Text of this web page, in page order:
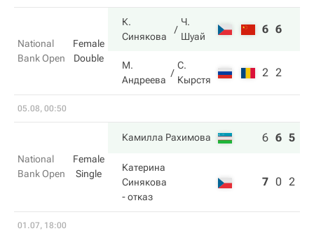
National
Bank Open
Female
Double
К.
Синякова
Ч.
Шуай
6 6
М.
Андреева
С.
Кырстя
2 2
05.08, 00:50
National
Bank Open
Female
Single
Камилла Рахимова 6 6 5
Катерина
Синякова
- отказ
7 0 2
01.07, 18:00